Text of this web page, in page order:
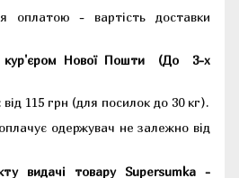
оплатою - вартість доставки
Нової Пошти (До 3-х
від 115 грн (для посилок до 30 кг).
одержувач не залежно від
видачі товару Supersumka -